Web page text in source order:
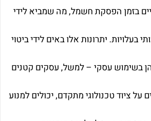
בזמן הפסקת חשמל, מה שמביא לידי
בעלויות. יתרונות אלו באים לידי ביטוי
בשימוש עסקי – למשל, עסקים קטנים
על ציוד טכנולוגי מתקדם, יכולים למנוע